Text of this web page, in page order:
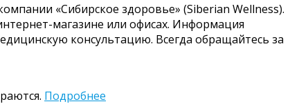
«Сибирское здоровье» (Siberian Wellness).
магазине или офисах. Информация
консультацию. Всегда обращайтесь за
Подробнее